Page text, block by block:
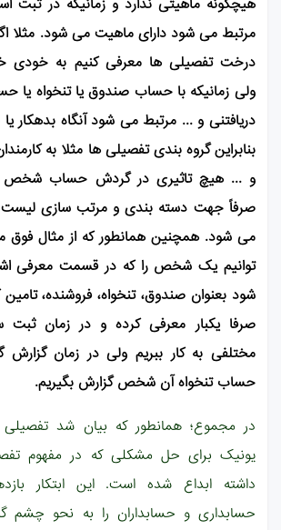
هیچگونه ماهیتی ندارد و زمانیکه در ثبت
مرتبط می شود دارای ماهیت می شود. مثلا
درخت تفصیلی ها معرفی کنیم به خودی
ولی زمانیکه با حساب صندوق یا تنخواه یا
دریافتنی و ... مرتبط می شود آنگاه بدهکار
بنابراین گروه بندی تفصیلی ها مثلا به
و ... هیچ تاثیری در گردش حساب شخص
صرفاً جهت دسته بندی و مرتب سازی لیست
می شود. همچنین همانطور که از مثال
توانیم یک شخص را که در قسمت معرفی
شود بعنوان صندوق، تنخواه، فروشنده،
صرفا یکبار معرفی کرده و در زمان
مختلفی به کار ببریم ولی در زمان گزارش
حساب تنخواه آن شخص گزارش بگیریم.
در مجموع؛ همانطور که بیان شد تفصیلی
یونیک برای حل مشکلی که در مفهوم
داشته ابداع شده است. این ابتکار
حسابداری و حسابداران را به نحو چشم